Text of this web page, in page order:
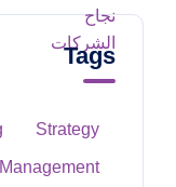
Tags
Strategy
Management